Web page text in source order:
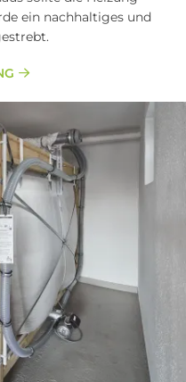
ein nachhaltiges und